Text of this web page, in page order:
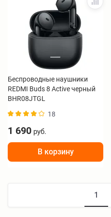
Беспроводные наушники
REDMI Buds 8 Active черный
BHR08JTGL
18
1 690 руб.
В корзину
1